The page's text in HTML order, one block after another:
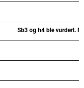
Sb3 og h4 ble vurdert.